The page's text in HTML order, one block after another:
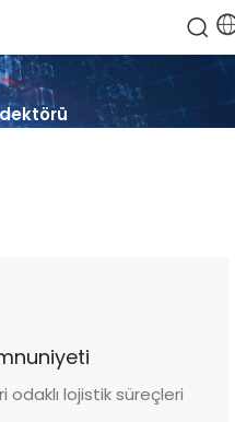
lojistik süreçleri